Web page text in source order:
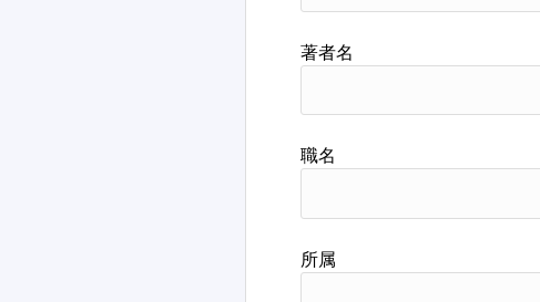
著者名
職名
所属